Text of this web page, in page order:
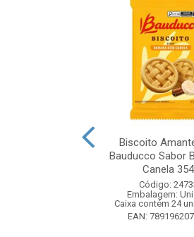
Biscoito
Bauducco Sabor
Canela
Código:
Embalagem:
Caixa contém 24
EAN: